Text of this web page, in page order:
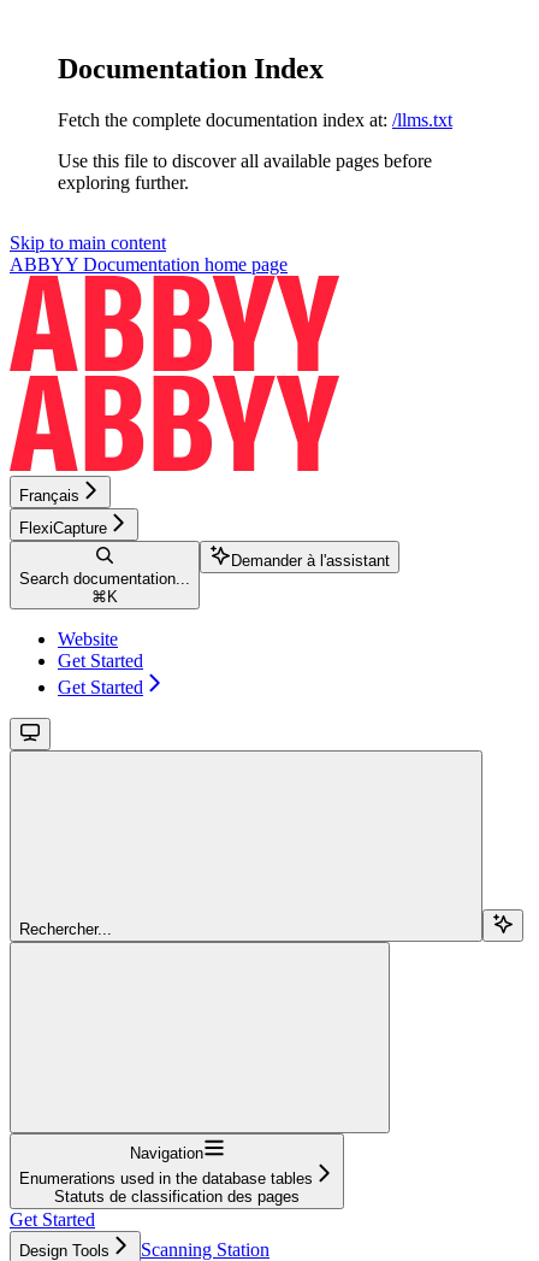
Documentation Index
Fetch the complete documentation index at: /llms.txt
Use this file to discover all available pages before
exploring further.
Skip to main content
ABBYY Documentation home page
Français
FlexiCapture
Search documentation...
⌘ K
Demander à l'assistant
Website
Get Started
Get Started
Rechercher...
Navigation
Enumerations used in the database tables
Statuts de classification des pages
Get Started
Design Tools
Scanning Station